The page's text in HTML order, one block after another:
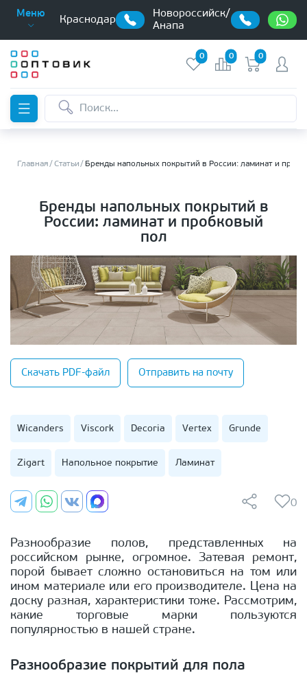
Меню
Краснодар
Новороссийск/
Анапа
0 0 0
Главная Статьи Бренды напольных покрытий в России: ламинат и
Бренды напольных покрытий в
России: ламинат и пробковый
пол
Скачать PDF-файл Отправить на почту
Wicanders Viscork Decoria Vertex Grunde
Zigart Напольное покрытие Ламинат
0
Разнообразие полов, представленных на
российском рынке, огромное. Затевая ремонт,
порой бывает сложно остановиться на том или
ином материале или его производителе. Цена на
доску разная, характеристики тоже. Рассмотрим,
какие торговые марки пользуются
популярностью в нашей стране.
Разнообразие покрытий для пола